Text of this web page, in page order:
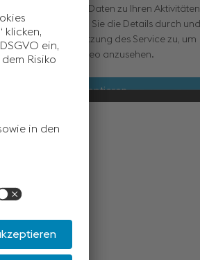
Dieser Service kann Daten zu Ihren Aktivitäten
sammeln. Bitte lesen Sie die Details durch und
stimmen Sie der Nutzung des Service zu, um
dieses Video anzusehen.
Mehr Informationen
Akzeptieren